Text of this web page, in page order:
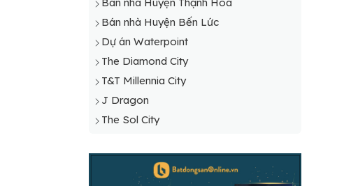
Bán nhà Huyện Bến Lức
Dự án Waterpoint
The Diamond City
T&T Millennia City
J Dragon
The Sol City